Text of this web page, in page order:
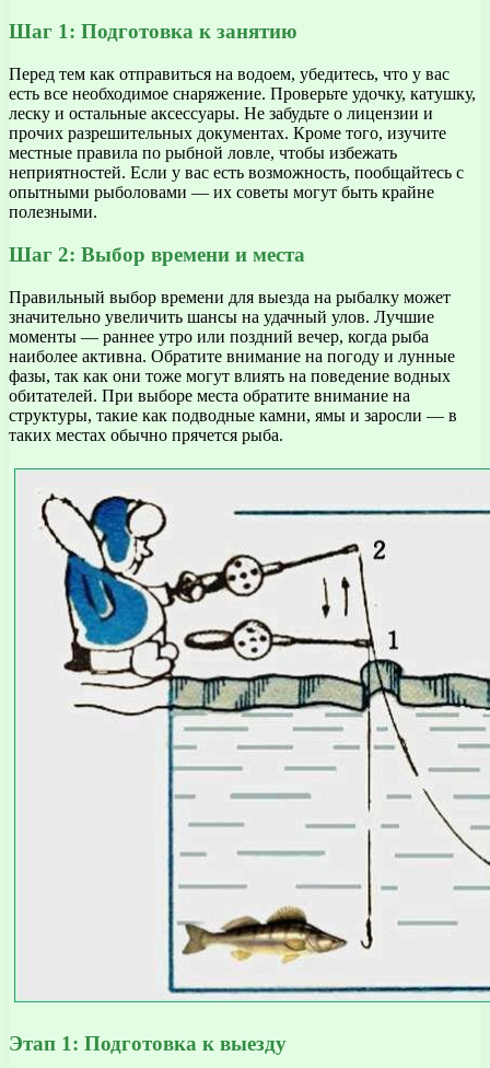
Шаг 1: Подготовка к занятию
Перед тем как отправиться на водоем, убедитесь, что у вас
есть все необходимое снаряжение. Проверьте удочку, катушку,
леску и остальные аксессуары. Не забудьте о лицензии и
прочих разрешительных документах. Кроме того, изучите
местные правила по рыбной ловле, чтобы избежать
неприятностей. Если у вас есть возможность, пообщайтесь с
опытными рыболовами — их советы могут быть крайне
полезными.
Шаг 2: Выбор времени и места
Правильный выбор времени для выезда на рыбалку может
значительно увеличить шансы на удачный улов. Лучшие
моменты — раннее утро или поздний вечер, когда рыба
наиболее активна. Обратите внимание на погоду и лунные
фазы, так как они тоже могут влиять на поведение водных
обитателей. При выборе места обратите внимание на
структуры, такие как подводные камни, ямы и заросли — в
таких местах обычно прячется рыба.
Этап 1: Подготовка к выезду